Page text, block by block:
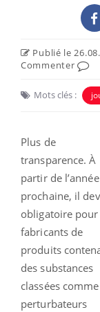
Publié le
Commenter
Mots clés :
Plus de
transparence. À
partir de l’année
prochaine, il
obligatoire pour
fabricants de
produits
des substances
classées comme
perturbateurs